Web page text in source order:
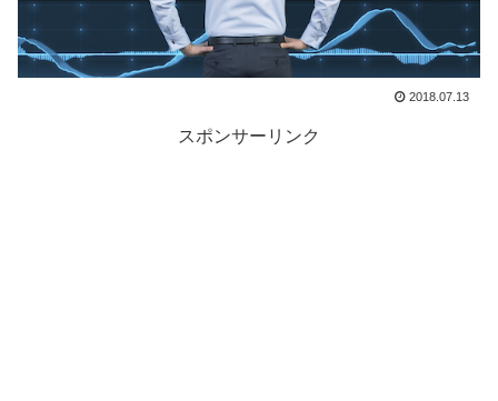
2018.07.13
スポンサーリンク